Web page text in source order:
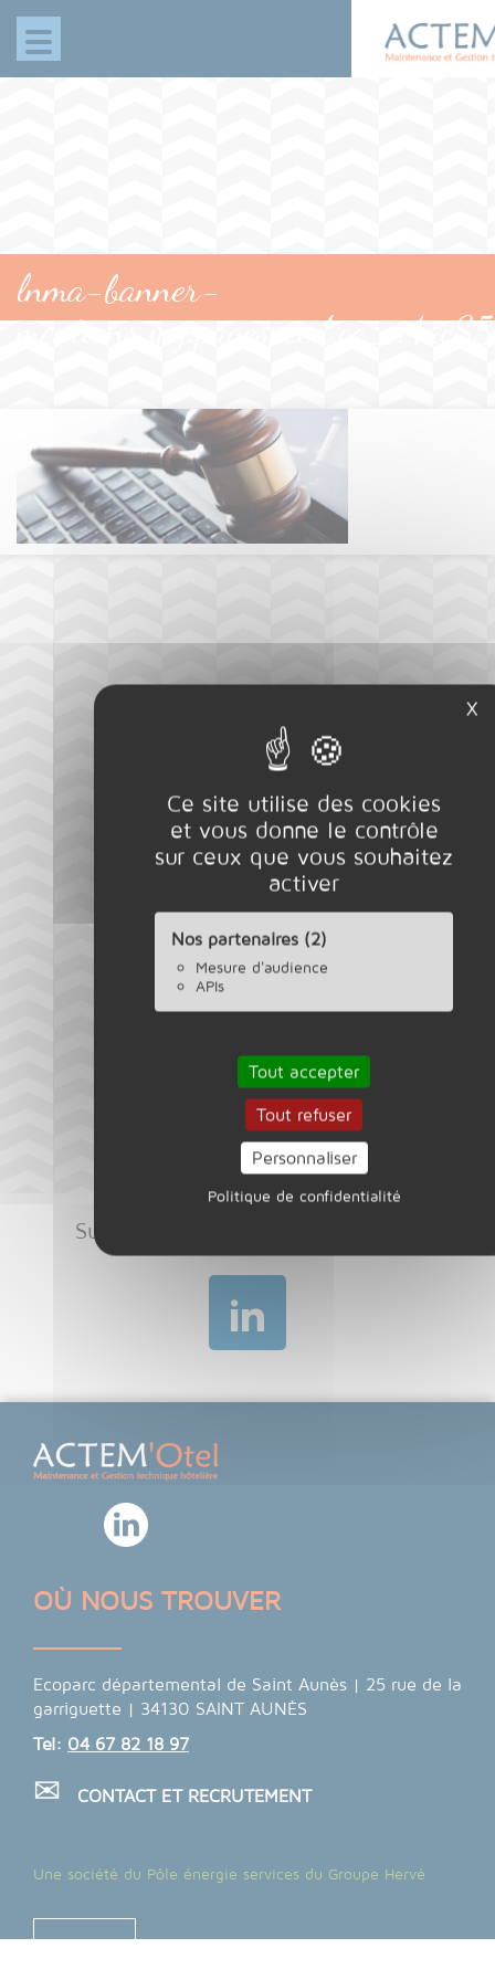
Panneau de gestion des cookies
Ce site utilise des cookies
et vous donne le contrôle
sur ceux que vous souhaitez
activer
Nos partenaires (2)
Mesure d'audience
APIs
Tout accepter
Tout refuser
Personnaliser
Politique de confidentialité
X
lnma-banner-
Suivez notre actualité sur Linkedin
OÙ NOUS TROUVER
Ecoparc départemental de Saint Aunès | 25 rue de la
garriguette | 34130 SAINT AUNÈS
Tel: 04 67 82 18 97
CONTACT ET RECRUTEMENT
Une société du Pôle énergie services du Groupe Hervé